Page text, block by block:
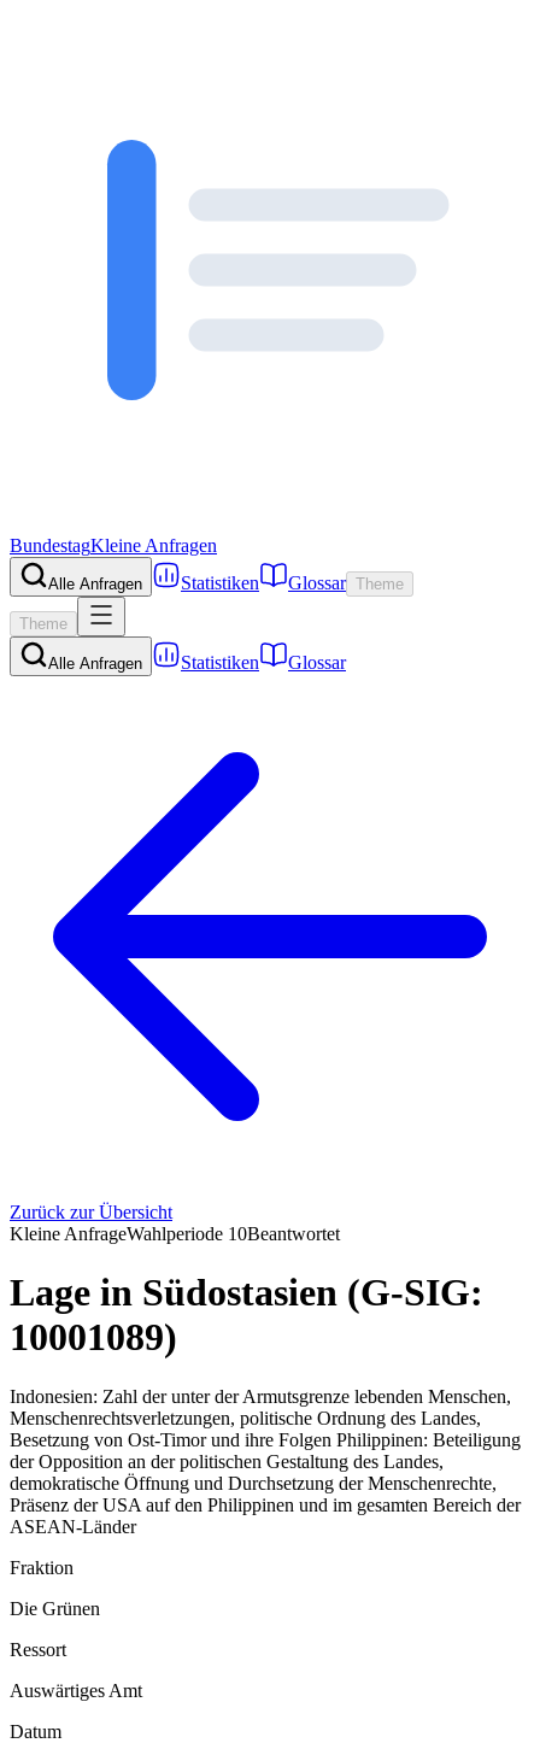
BundestagKleine Anfragen
Alle Anfragen Statistiken Glossar Theme
Theme
Alle Anfragen Statistiken Glossar
Zurück zur Übersicht
Kleine AnfrageWahlperiode 10Beantwortet
Lage in Südostasien (G-SIG:
10001089)
Indonesien: Zahl der unter der Armutsgrenze lebenden Menschen,
Menschenrechtsverletzungen, politische Ordnung des Landes,
Besetzung von Ost-Timor und ihre Folgen Philippinen: Beteiligung
der Opposition an der politischen Gestaltung des Landes,
demokratische Öffnung und Durchsetzung der Menschenrechte,
Präsenz der USA auf den Philippinen und im gesamten Bereich der
ASEAN-Länder
Fraktion
Die Grünen
Ressort
Auswärtiges Amt
Datum